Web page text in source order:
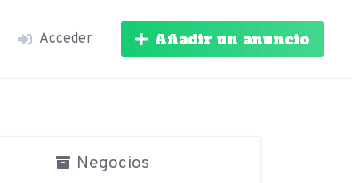
Acceder Añadir un anuncio
Negocios